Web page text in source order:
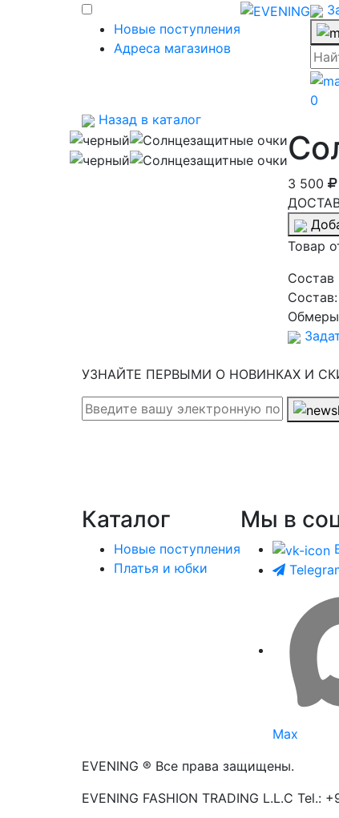
Новые поступления
Адреса магазинов
0
Назад в каталог
3 500
Товар
Cостав
Состав:
Обмеры
УЗНАЙТЕ ПЕРВЫМИ О НОВИНКАХ И
Каталог
Новые поступления
Платья и юбки
Мы в
Max
EVENING ® Все права защищены.
EVENING FASHION TRADING L.L.C Tel.: